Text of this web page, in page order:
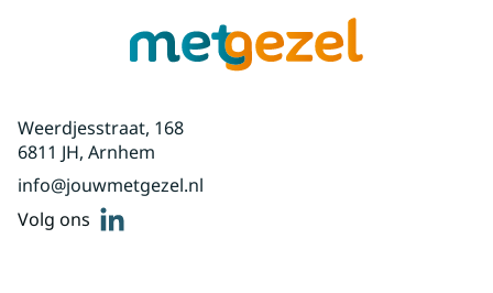
Weerdjesstraat, 168
6811 JH, Arnhem
info@jouwmetgezel.nl
Volg ons linkedin